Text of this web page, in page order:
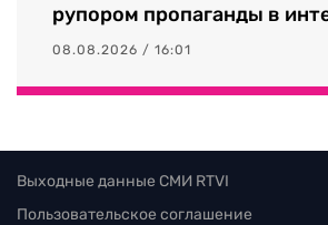
рупором пропаганды в
08.08.2026 / 16:01
Выходные данные СМИ RTVI
Пользовательское соглашение